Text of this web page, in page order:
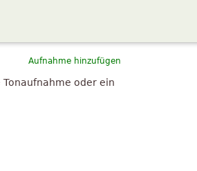
Aufnahme hinzufügen
Tonaufnahme oder ein